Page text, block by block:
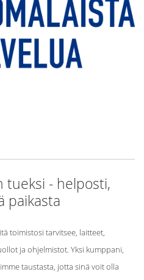
tueksi - helposti,
paikasta
toimistosi tarvitsee, laitteet,
ja ohjelmistot. Yksi kumppani,
taustasta, jotta sinä voit olla